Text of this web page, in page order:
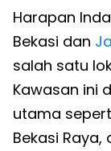
Harapan
Bekasi dan
salah satu
Kawasan ini
utama
Bekasi Raya,